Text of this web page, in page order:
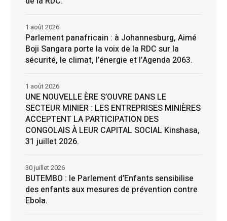
Parlement panafricain : à Johannesburg, Aimé
Boji Sangara porte la voix de la RDC sur la
sécurité, le climat, l’énergie et l’Agenda 2063.
1 août 2026
UNE NOUVELLE ÈRE S’OUVRE DANS LE
SECTEUR MINIER : LES ENTREPRISES MINIÈRES
ACCEPTENT LA PARTICIPATION DES
CONGOLAIS À LEUR CAPITAL SOCIAL Kinshasa,
31 juillet 2026.
1 août 2026
BUTEMBO : le Parlement d’Enfants sensibilise
des enfants aux mesures de prévention contre
Ebola.
30 juillet 2026